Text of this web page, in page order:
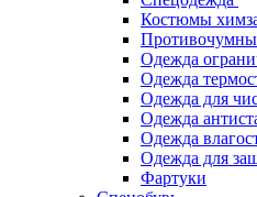
Костюмы
Одежда
Одежда
Одежда для
Одежда
Одежда
Одежда для
Фартуки